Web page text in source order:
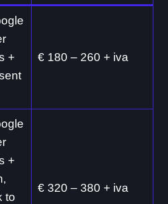
+
€ 180 – 260 + iva
+
to
€ 320 – 380 + iva